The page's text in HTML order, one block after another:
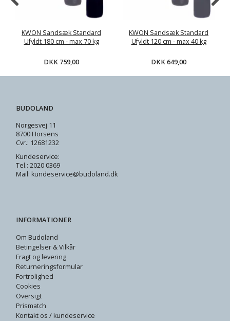
KWON Sandsæk Standard
Ufyldt 180 cm - max 70 kg
DKK 759,00
KWON Sandsæk Standard
Ufyldt 120 cm - max 40 kg
DKK 649,00
BUDOLAND
Norgesvej 11
8700 Horsens
Cvr.: 12681232
Kundeservice:
Tel.: 2020 0369
Mail: kundeservice@budoland.dk
INFORMATIONER
Om Budoland
Betingelser & Vilkår
Fragt og levering
Returneringsformular
Fortrolighed
Cookies
Oversigt
Prismatch
Kontakt os / kundeservice